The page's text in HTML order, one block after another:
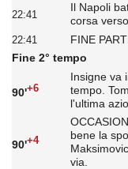
22:41
Il Napoli
corsa
22:41
FINE
Fine 2° tempo
90'+6
Insigne va
tempo.
l'ultima
90'+4
bene la
via.